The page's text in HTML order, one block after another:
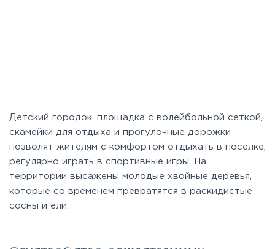
Детский городок, площадка с волейбольной сеткой,
скамейки для отдыха и прогулочные дорожки
позволят жителям с комфортом отдыхать в поселке,
регулярно играть в спортивные игры. На
территории высажены молодые хвойные деревья,
которые со временем превратятся в раскидистые
сосны и ели.